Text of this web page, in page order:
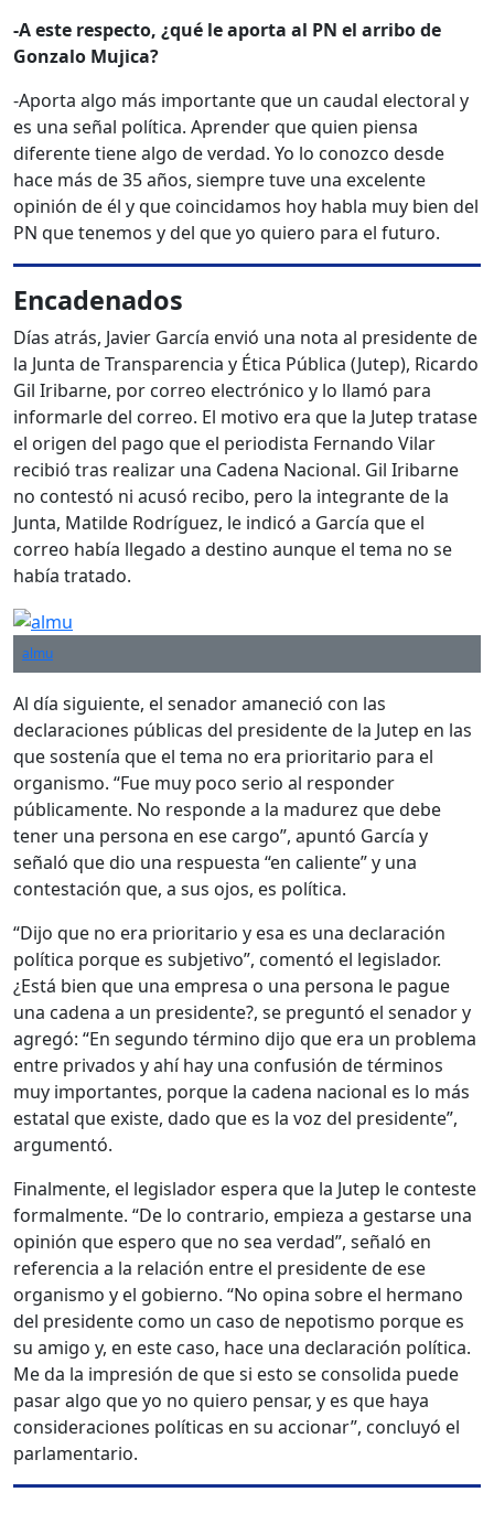
-A este respecto, ¿qué le aporta al PN el arribo de
Gonzalo Mujica?
-Aporta algo más importante que un caudal electoral y
es una señal política. Aprender que quien piensa
diferente tiene algo de verdad. Yo lo conozco desde
hace más de 35 años, siempre tuve una excelente
opinión de él y que coincidamos hoy habla muy bien del
PN que tenemos y del que yo quiero para el futuro.
Encadenados
Días atrás, Javier García envió una nota al presidentede
la Junta de Transparencia y Ética Pública (Jutep), Ricardo
Gil Iribarne, por correo electrónico y lo llamó para
informarle del correo. El motivo era que la Jutep tratase
el origen del pago que el periodista Fernando Vilar
recibió tras realizar una Cadena Nacional. Gil Iribarne
no contestó ni acusó recibo, pero la integrante de la
Junta, Matilde Rodríguez, le indicó a García que el
correo había llegado a destino aunque el tema no se
había tratado.
almu
Al día siguiente, el senador amaneció con las
declaraciones públicas del presidente de la Jutep en las
que sostenía que el tema no era prioritario para el
organismo. “Fue muy poco serio al responder
públicamente. No responde a la madurez que debe
tener una persona en ese cargo”, apuntó García y
señaló que dio una respuesta “en caliente” y una
contestación que, a sus ojos, es política.
“Dijo que no era prioritario y esa es una declaración
política porque es subjetivo”, comentó el legislador.
¿Está bien que una empresa o una persona le pague
una cadena a un presidente?, se preguntó el senador y
agregó: “En segundo término dijo que era un problema
entre privados y ahí hay una confusión de términos
muy importantes, porque la cadena nacional es lo más
estatal que existe, dado que es la voz del presidente”,
argumentó.
Finalmente, el legislador espera que la Jutep le conteste
formalmente. “De lo contrario, empieza a gestarse una
opinión que espero que no sea verdad”, señaló en
referencia a la relación entre el presidente de ese
organismo y el gobierno. “No opina sobre el hermano
del presidente como un caso de nepotismo porque es
su amigo y, en este caso, hace una declaración política.
Me da la impresión de que si esto se consolida puede
pasar algo que yo no quiero pensar, y es que haya
consideraciones políticas en su accionar”, concluyó el
parlamentario.